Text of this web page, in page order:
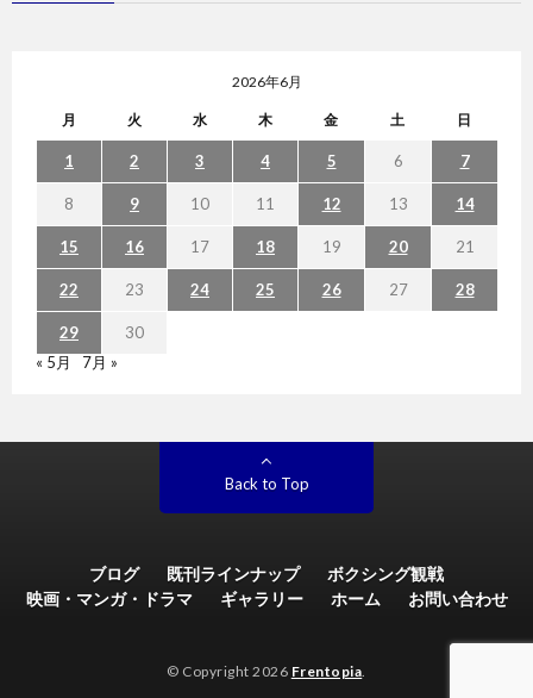
2026年6月
月 火 水 木 金 土 日
1 2 3 4 5 6 7
8 9 10 11 12 13 14
15 16 17 18 19 20 21
22 23 24 25 26 27 28
29
30
« 5月
7月 »
Back to Top
ブログ 既刊ラインナップ
ボクシング観戦
映画・マンガ・ドラマ
ギャラリー ホーム お問い合わせ
© Copyright 2026 Frentopia.